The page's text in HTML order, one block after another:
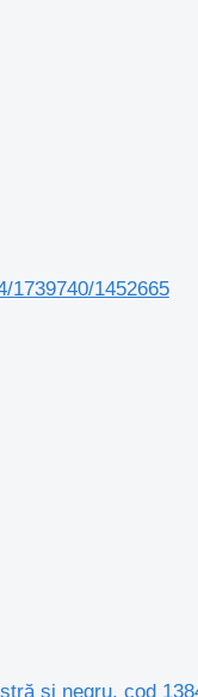
1739740/1452665
și negru, cod